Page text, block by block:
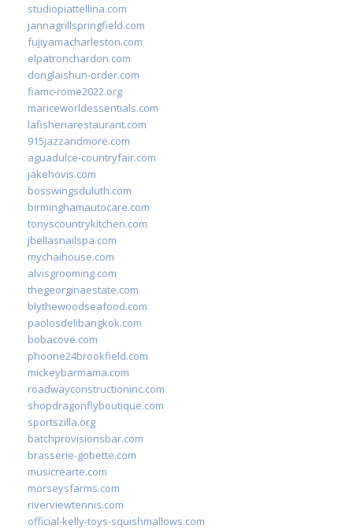
studiopiattellina.com
jannagrillspringfield.com
fujiyamacharleston.com
elpatronchardon.com
donglaishun-order.com
fiamc-rome2022.org
mariceworldessentials.com
lafisheriarestaurant.com
915jazzandmore.com
aguadulce-countryfair.com
jakehovis.com
bosswingsduluth.com
birminghamautocare.com
tonyscountrykitchen.com
jbellasnailspa.com
mychaihouse.com
alvisgrooming.com
thegeorginaestate.com
blythewoodseafood.com
paolosdelibangkok.com
bobacove.com
phoone24brookfield.com
mickeybarmama.com
roadwayconstructioninc.com
shopdragonflyboutique.com
sportszilla.org
batchprovisionsbar.com
brasserie-gobette.com
musicrearte.com
morseysfarms.com
riverviewtennis.com
official-kelly-toys-squishmallows.com